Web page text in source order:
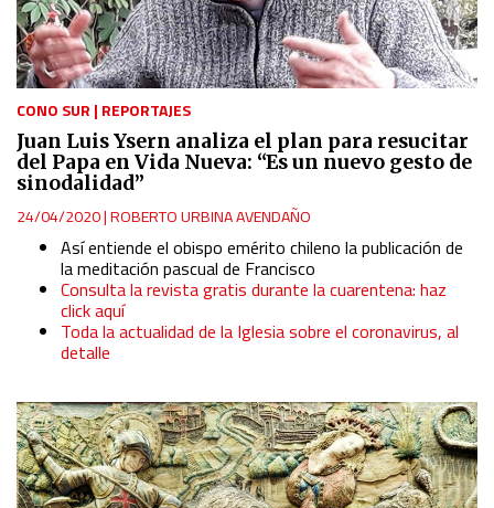
CONO SUR | REPORTAJES
Juan Luis Ysern analiza el plan para resucitar
del Papa en Vida Nueva: “Es un nuevo gesto de
sinodalidad”
24/04/2020|ROBERTO URBINA AVENDAÑO
Así entiende el obispo emérito chileno la publicación de
la meditación pascual de Francisco
Consulta la revista gratis durante la cuarentena: haz
click aquí
Toda la actualidad de la Iglesia sobre el coronavirus, al
detalle